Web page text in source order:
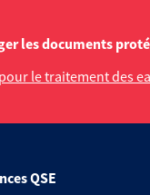
les documents
le traitement des
QSE